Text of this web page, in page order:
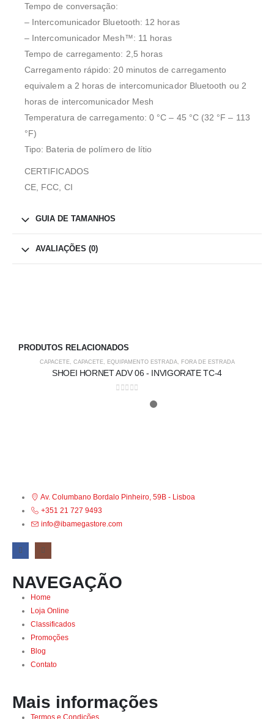
Tempo de conversação:
– Intercomunicador Bluetooth: 12 horas
– Intercomunicador Mesh™: 11 horas
Tempo de carregamento: 2,5 horas
Carregamento rápido: 20 minutos de carregamento
equivalem a 2 horas de intercomunicador Bluetooth ou 2
horas de intercomunicador Mesh
Temperatura de carregamento: 0 °C – 45 °C (32 °F – 113
°F)
Tipo: Bateria de polímero de lítio
CERTIFICADOS
CE, FCC, CI
GUIA DE TAMANHOS
AVALIAÇÕES (0)
PRODUTOS RELACIONADOS
CAPACETE, CAPACETE, EQUIPAMENTO ESTRADA, FORA DE ESTRADA
SHOEI HORNET ADV 06 - INVIGORATE TC-4
Av. Columbano Bordalo Pinheiro, 59B - Lisboa
+351 21 727 9493
info@ibamegastore.com
NAVEGAÇÃO
Home
Loja Online
Classificados
Promoções
Blog
Contato
Mais informações
Termos e Condições